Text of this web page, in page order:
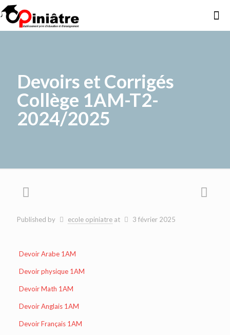
Devoirs et Corrigés
Collège 1AM-T2-
2024/2025
Published by ecole opiniatre at 3 février 2025
Devoir Arabe 1AM
Devoir physique 1AM
Devoir Math 1AM
Devoir Anglais 1AM
Devoir Français 1AM